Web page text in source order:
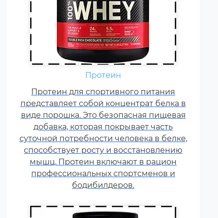
Протеин
Протеин для спортивного питания
представляет собой концентрат белка в
виде порошка. Это безопасная пищевая
добавка, которая покрывает часть
суточной потребности человека в белке,
способствует росту и восстановлению
мышц. Протеин включают в рацион
профессиональных спортсменов и
бодибилдеров.
незаменимые органические
соединения, которые обычно
поступают в организм с
белковой пищей.
Несбалансированное питание,
повышенные спортивные
нагрузки и стресс приводят к
дефициту аминокислот. Чтобы
восполнить его, можно
принимать специальные